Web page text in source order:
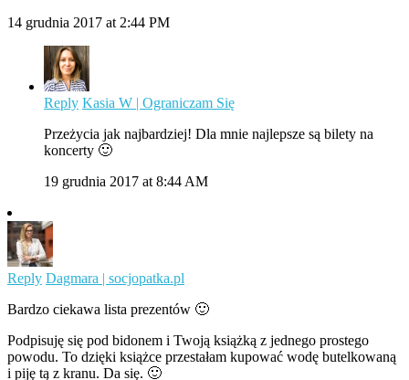
14 grudnia 2017 at 2:44 PM
Reply Kasia W | Ograniczam Się
Przeżycia jak najbardziej! Dla mnie najlepsze są bilety na
koncerty 🙂
19 grudnia 2017 at 8:44 AM
Reply Dagmara | socjopatka.pl
Bardzo ciekawa lista prezentów 🙂
Podpisuję się pod bidonem i Twoją książką z jednego prostego
powodu. To dzięki książce przestałam kupować wodę butelkowaną
i piję tą z kranu. Da się. 🙂